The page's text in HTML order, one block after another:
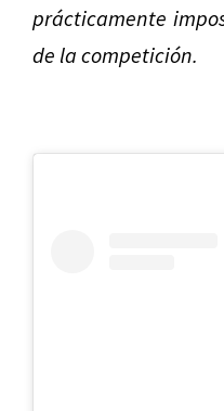
prácticamente
de la competición.